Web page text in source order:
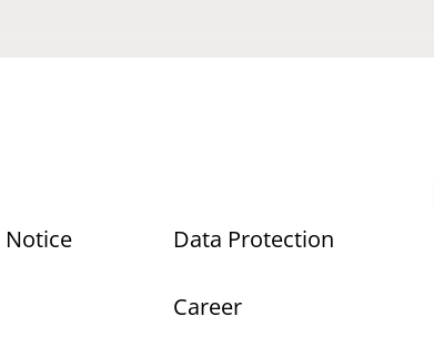
Notice Data Protection
Career